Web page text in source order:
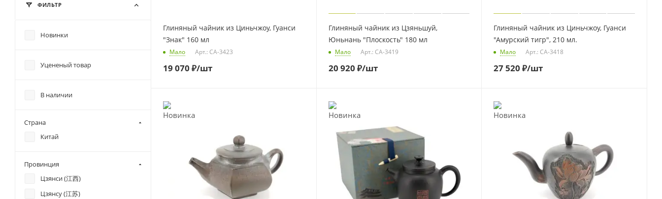
Глиняный чайник из Циньчжоу, Гуанси
"Знак" 160 мл
Мало Арт.: CA-3423
19 070 ₽/шт
Глиняный чайник из Цзяньшуй,
Юньнань "Плоскость" 180 мл
Мало Арт.: CA-3419
20 920 ₽/шт
Глиняный чайник из Циньчжоу, Гуанси
"Амурский тигр", 210 мл.
Мало Арт.: CA-3418
27 520 ₽/шт
ФИЛЬТР
Новинки
Уцененый товар
В наличии
Страна
Китай
Провинция
Цзянси (江西)
Цзянсу (江苏)